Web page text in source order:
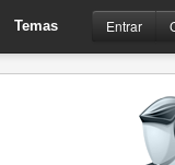
Temas Entrar